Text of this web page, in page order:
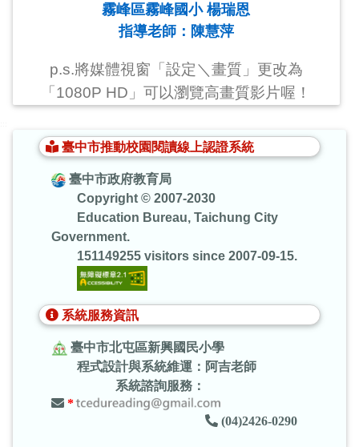
霧峰區霧峰國小 楊瑞恩
指導老師：陳慧萍
p.s.將媒體視窗「設定＼畫質」更改為
「1080P HD」可以瀏覽高畫質影片喔！
臺中市推動校園閱讀線上認證系統
臺中市政府教育局
Copyright © 2007-2030
Education Bureau, Taichung City
Government.
151149255 visitors since 2007-09-15.
系統服務資訊
臺中市北屯區新興國民小學
程式設計與系統維運：阿吉老師
系統諮詢服務：
*
(04)2426-0290